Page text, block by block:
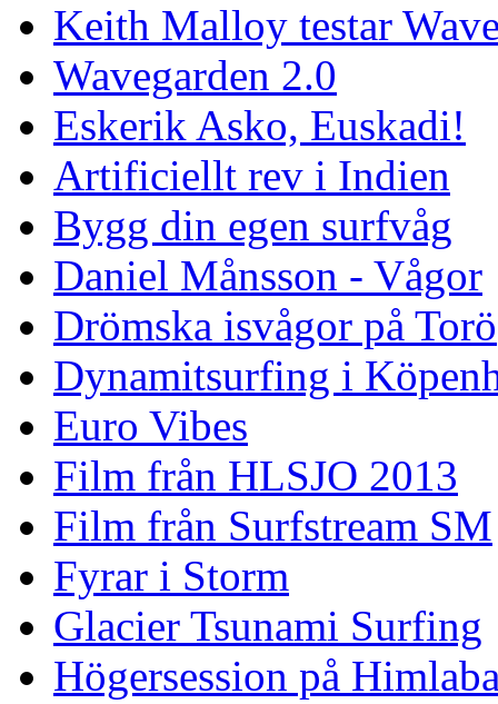
Keith Malloy testar
Wavegarden 2.0
Eskerik Asko, Euskadi!
Artificiellt rev i Indien
Bygg din egen surfvåg
Daniel Månsson - Vågor
Drömska isvågor på Torö
Dynamitsurfing i
Euro Vibes
Film från HLSJO 2013
Film från Surfstream SM
Fyrar i Storm
Glacier Tsunami Surfing
Högersession på